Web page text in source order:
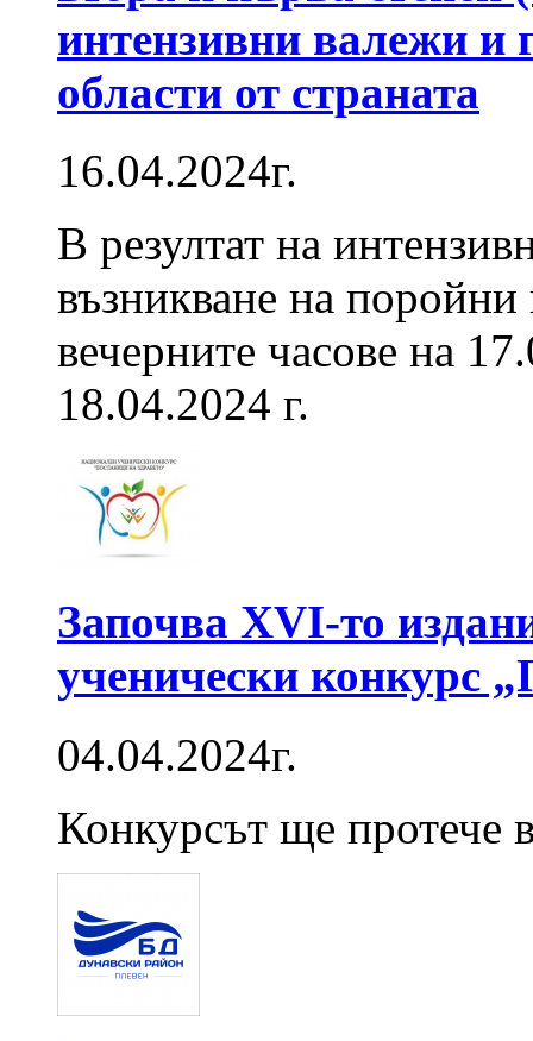
интензивни валежи и
области от страната
16.04.2024г.
В резултат на
възникване на
вечерните часове на
18.04.2024 г.
Започва XVI-то
ученически конкурс
04.04.2024г.
Конкурсът ще протече